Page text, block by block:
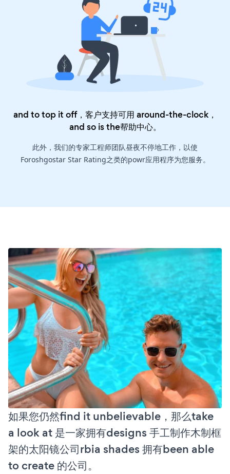
and to top it off，客户支持可用 around-the-clock，
and so is the帮助中心。
此外，我们的专家工程师团队昼夜不停地工作，以使
Foroshgostar Star Rating之类的powr应用程序为您服务。
如果您仍然find it unbelievable，那么take
a look at 是一家拥有designs 手工制作木制框
架的太阳镜公司rbia shades 拥有been able
to create 的公司。